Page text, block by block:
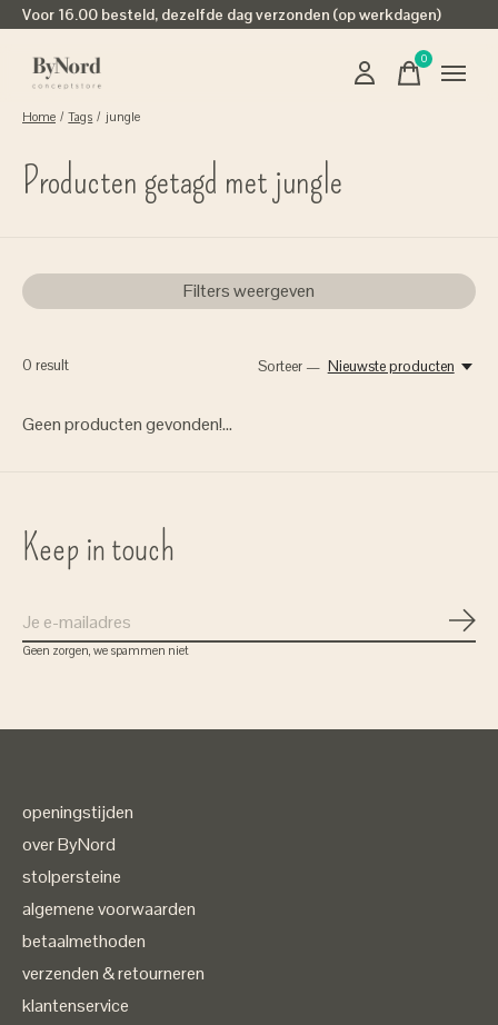
Voor 16.00 besteld, dezelfde dag verzonden (op werkdagen)
0items
Home / Tags / jungle
Producten getagd met jungle
Filters weergeven
0 result Sorteer — Nieuwste producten
Geen producten gevonden!...
Keep in touch
Geen zorgen, we spammen niet
openingstijden
over ByNord
stolpersteine
algemene voorwaarden
betaalmethoden
verzenden & retourneren
klantenservice